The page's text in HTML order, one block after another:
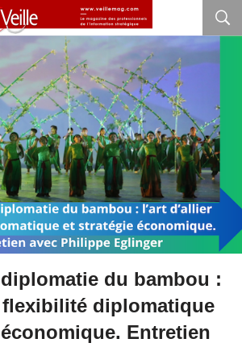
du bambou :
flexibilité diplomatique
Entretien